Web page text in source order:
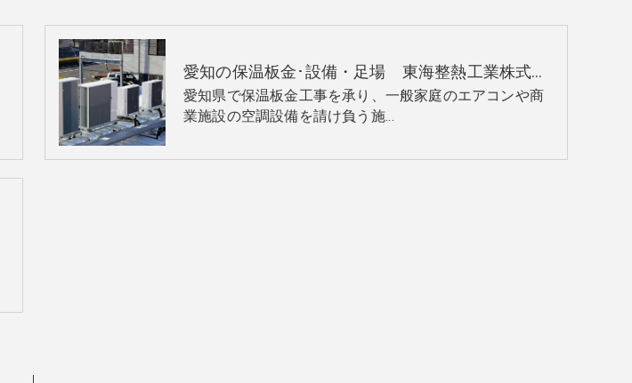
愛知の保温板金･設備・足場 東海整熱工業株式会社の口コミ情報
愛知県で保温板金工事を承り、一般家庭のエアコンや商
業施設の空調設備を請け負う施…